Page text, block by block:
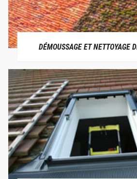
DÉMOUSSAGE ET NETTOYAGE